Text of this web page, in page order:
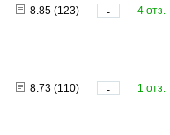
8.85 (123) -
4 отз.
8.73 (110) -
1 отз.